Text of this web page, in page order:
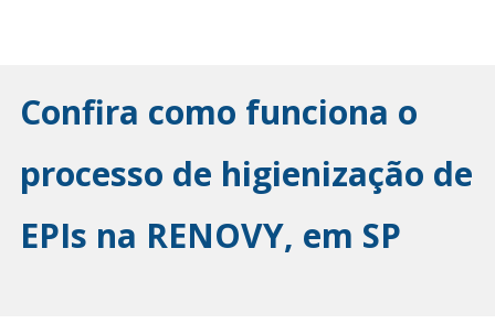
Confira como funciona o
processo de higienização de
EPIs na RENOVY, em SP